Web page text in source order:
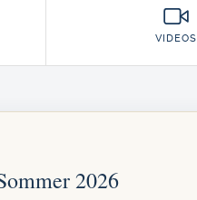
VIDEOS
2026